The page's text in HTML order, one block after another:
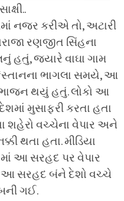
નજર કરીએ તો, અટારી
રણજીત સિંહના
હતું, જ્યારે વાઘા ગામ
ભાગલા સમયે, આ
થયું હતું. લોકો આ
મુસાફરી કરતા હતા
વચ્ચેના વેપાર અને
થતા હતા. મીડિયા
માં આ સરહદ પર વેપાર
આ સરહદ બંને દેશો વચ્ચે
ગઈ.